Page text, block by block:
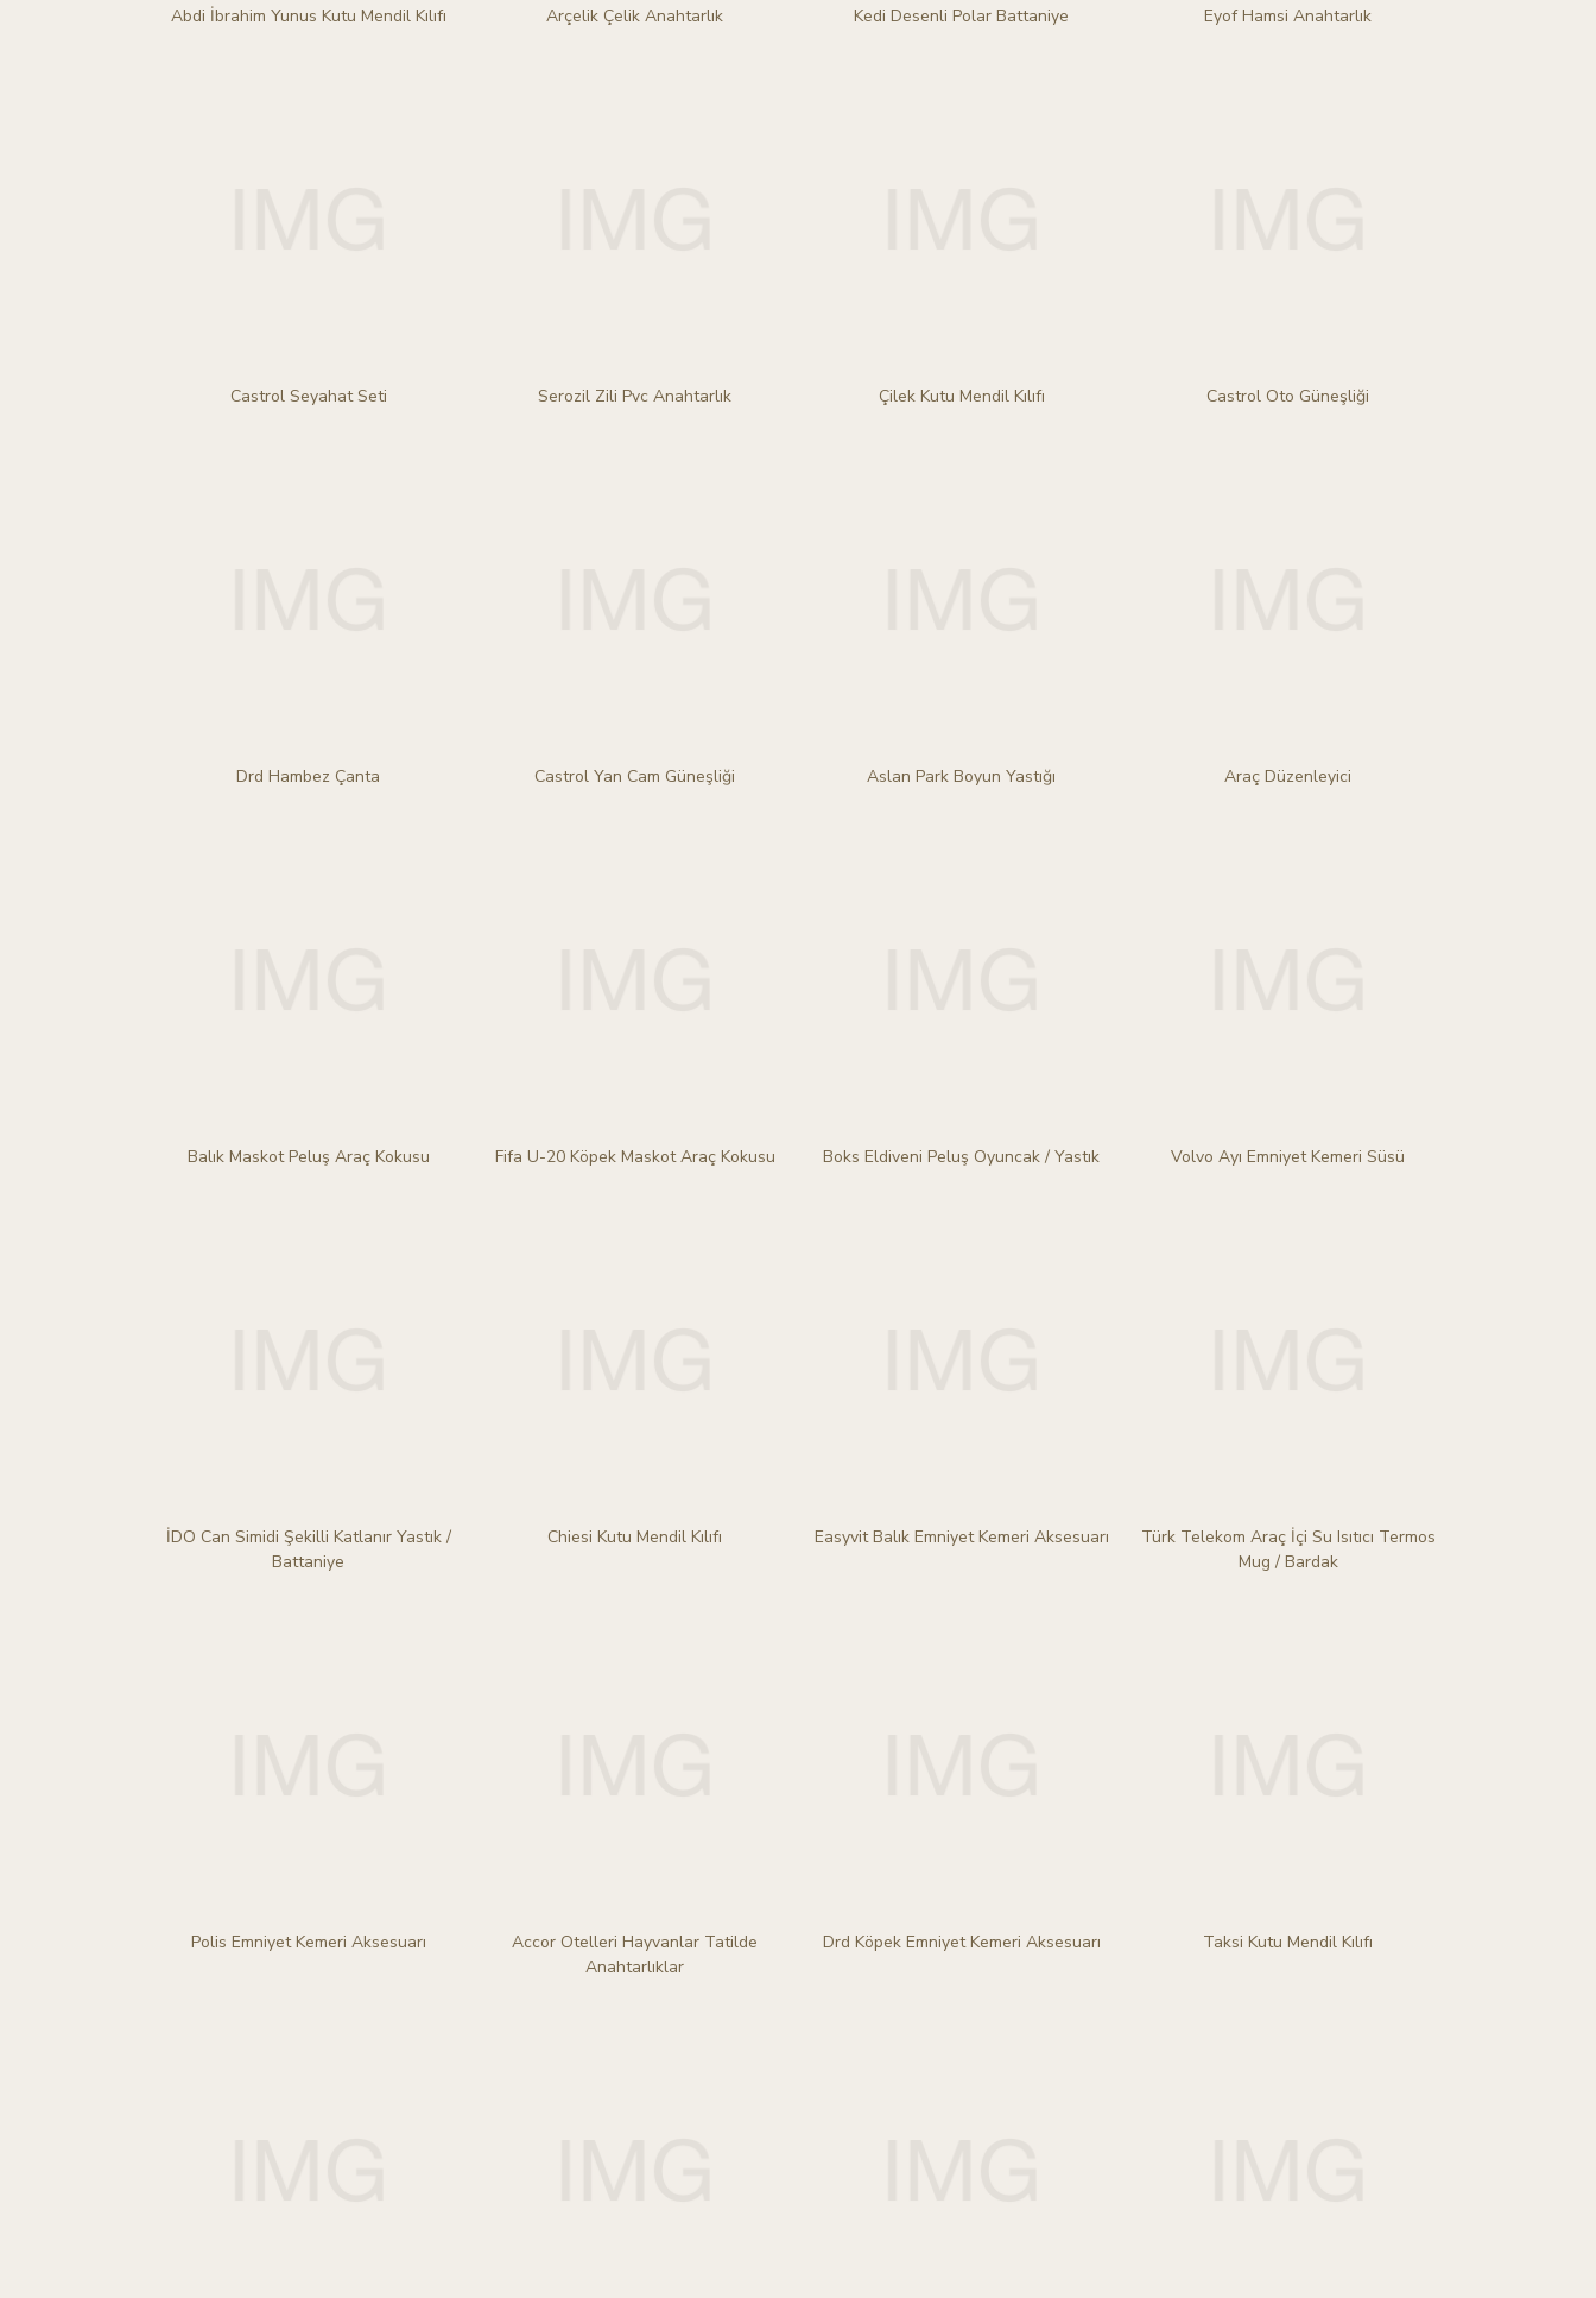
Abdi İbrahim Yunus Kutu Mendil Kılıfı Arçelik Çelik Anahtarlık Kedi Desenli Polar Battaniye Eyof Hamsi Anahtarlık
Castrol Seyahat Seti Serozil Zili Pvc Anahtarlık Çilek Kutu Mendil Kılıfı Castrol Oto Güneşliği
Drd Hambez Çanta Castrol Yan Cam Güneşliği Aslan Park Boyun Yastığı Araç Düzenleyici
Balık Maskot Peluş Araç Kokusu Fifa U-20 Köpek Maskot Araç Kokusu Boks Eldiveni Peluş Oyuncak / Yastık Volvo Ayı Emniyet Kemeri Süsü
İDO Can Simidi Şekilli Katlanır Yastık /
Battaniye
Chiesi Kutu Mendil Kılıfı Easyvit Balık Emniyet Kemeri Aksesuarı
Türk Telekom Araç İçi Su Isıtıcı Termos
Mug / Bardak
Polis Emniyet Kemeri Aksesuarı
Accor Otelleri Hayvanlar Tatilde
Anahtarlıklar
Drd Köpek Emniyet Kemeri Aksesuarı Taksi Kutu Mendil Kılıfı